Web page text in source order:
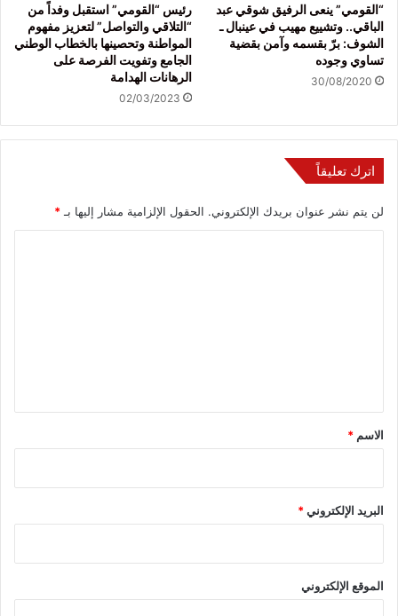
“القومي” ينعى الرفيق شوقي عبد
الباقي.. وتشييع مهيب في عينبال ـ
الشوف: برّ بقسمه وآمن بقضية
تساوي وجوده
30/08/2020
رئيس “القومي” استقبل وفداً من
“التلاقي والتواصل” لتعزيز مفهوم
المواطنة وتحصينها بالخطاب الوطني
الجامع وتفويت الفرصة على
الرهانات الهدامة
02/03/2023
اترك تعليقاً
لن يتم نشر عنوان بريدك الإلكتروني. الحقول الإلزامية مشار إليها بـ *
*
الاسم *
البريد الإلكتروني*
الموقع الإلكتروني